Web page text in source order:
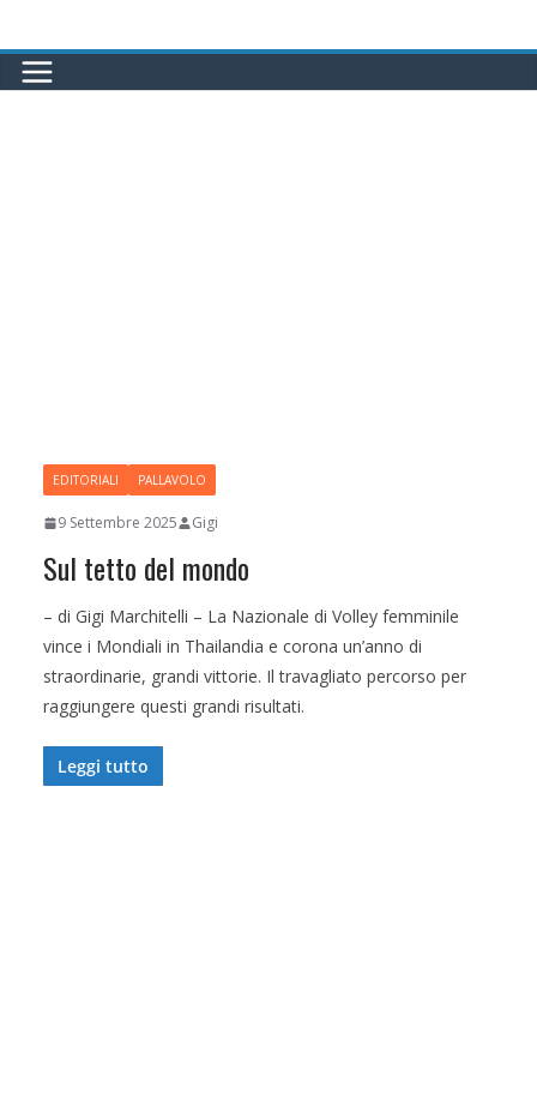
al
contenuto
EDITORIALI PALLAVOLO
9 Settembre 2025 Gigi
Sul tetto del mondo
– di Gigi Marchitelli – La Nazionale di Volley femminile
vince i Mondiali in Thailandia e corona un’anno di
straordinarie, grandi vittorie. Il travagliato percorso per
raggiungere questi grandi risultati.
Leggi tutto